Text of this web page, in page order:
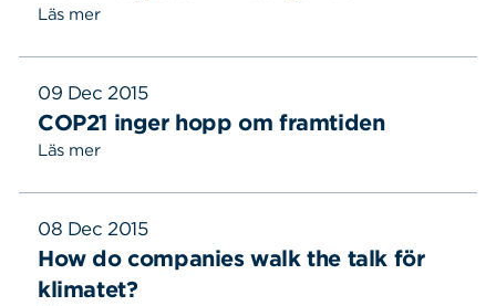
Läs mer
09 Dec 2015
COP21 inger hopp om framtiden
Läs mer
08 Dec 2015
How do companies walk the talk för
klimatet?